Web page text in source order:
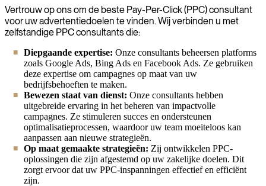
Wij helpen u bij het strategisch plannen, implementeren en
optimaliseren van uw pay-per-click (PPC) advertentiecampagnes om
het rendement op investering te maximaliseren en gekwalificeerd
Vertrouw op ons om de beste Pay-Per-Click (PPC) consultant
voor uw advertentiedoelen te vinden. Wij verbinden u met
zelfstandige PPC consultants die:
Diepgaande expertise: Onze consultants beheersen platforms
zoals Google Ads, Bing Ads en Facebook Ads. Ze gebruiken
deze expertise om campagnes op maat van uw
bedrijfsbehoeften te maken.
Bewezen staat van dienst: Onze consultants hebben
uitgebreide ervaring in het beheren van impactvolle
campagnes. Ze stimuleren succes en ondersteunen
optimalisatieprocessen, waardoor uw team moeiteloos kan
aanpassen aan nieuwe strategieën.
Op maat gemaakte strategieën: Zij ontwikkelen PPC-
oplossingen die zijn afgestemd op uw zakelijke doelen. Dit
zorgt ervoor dat uw PPC-inspanningen effectief en efficiënt
zijn.